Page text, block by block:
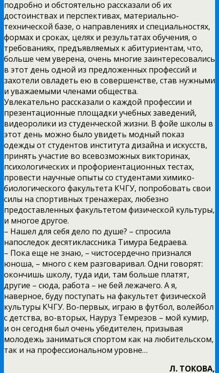
подробно и обстоятельно рассказали об их
достоинствах и перспективах, материально-
технической базе, о направлениях и специальностях,
формах и сроках, целях и результатах обучения, о
требованиях, предъявляемых к абитуриентам, что,
больше чем уверена, очень многие заинтересовались
в этот день одной из предложенных профессий и
захотели овладеть ею в совершенстве, став нужными
и уважаемыми членами общества.
Увлекательно рассказали о каждой профессии и
презентационные площадки учебных заведений,
видеоролики из студенческой жизни. В фойе школы в
этот день можно было увидеть модный показ
одежды от студентов института дизайна и искусств,
принять участие во всевозможных викторинах,
психологических и профориентационных тестах,
провести научные опыты со студентами химико-
биологического факультета КЧГУ, попробовать свои
силы на спортивных тренажерах, любезно
предоставленных факультетом физической культуры,
и многое другое.
– Нашел для себя дело по душе? – спросила
напоследок десятиклассника Тимура Бедраева.
– Пока еще не знаю, – чистосердечно признался
юноша, – много с кем разговаривал. Одни говорят:
окончишь школу, туда иди, там больше платят,
другие – сюда, работа – не бей лежачего. А я,
наверное, буду поступать на факультет физической
культуры КЧГУ. Во-первых, играю в футбол, волейбол
с детства, во-вторых, Науруз Темрезов – мой кумир,
и он сегодня был очень убедителен, призывая
молодежь заниматься спортом как на любительском,
так и на профессиональном уровне…
Л. ТОКОВА,